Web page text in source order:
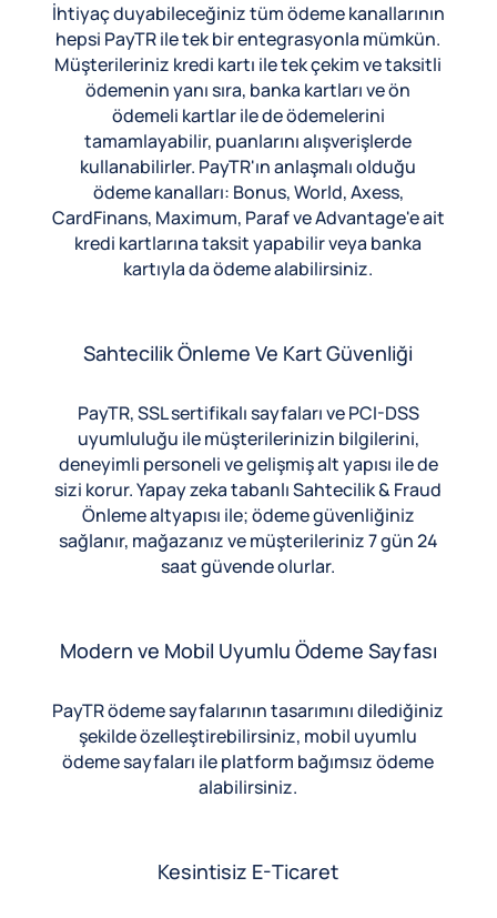
İhtiyaç duyabileceğiniz tüm ödeme kanallarının
hepsi PayTR ile tek bir entegrasyonla mümkün.
Müşterileriniz kredi kartı ile tek çekim ve taksitli
ödemenin yanı sıra, banka kartları ve ön
ödemeli kartlar ile de ödemelerini
tamamlayabilir, puanlarını alışverişlerde
kullanabilirler. PayTR'ın anlaşmalı olduğu
ödeme kanalları: Bonus, World, Axess,
CardFinans, Maximum, Paraf ve Advantage'e ait
kredi kartlarına taksit yapabilir veya banka
kartıyla da ödeme alabilirsiniz.
Sahtecilik Önleme Ve Kart Güvenliği
PayTR, SSL sertifikalı sayfaları ve PCI-DSS
uyumluluğu ile müşterilerinizin bilgilerini,
deneyimli personeli ve gelişmiş alt yapısı ile de
sizi korur. Yapay zeka tabanlı Sahtecilik & Fraud
Önleme altyapısı ile; ödeme güvenliğiniz
sağlanır, mağazanız ve müşterileriniz 7 gün 24
saat güvende olurlar.
Modern ve Mobil Uyumlu Ödeme Sayfası
PayTR ödeme sayfalarının tasarımını dilediğiniz
şekilde özelleştirebilirsiniz, mobil uyumlu
ödeme sayfaları ile platform bağımsız ödeme
alabilirsiniz.
Kesintisiz E-Ticaret